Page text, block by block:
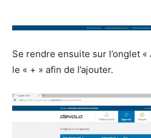
Se rendre ensuite sur l’onglet
le « + » afin de l’ajouter.